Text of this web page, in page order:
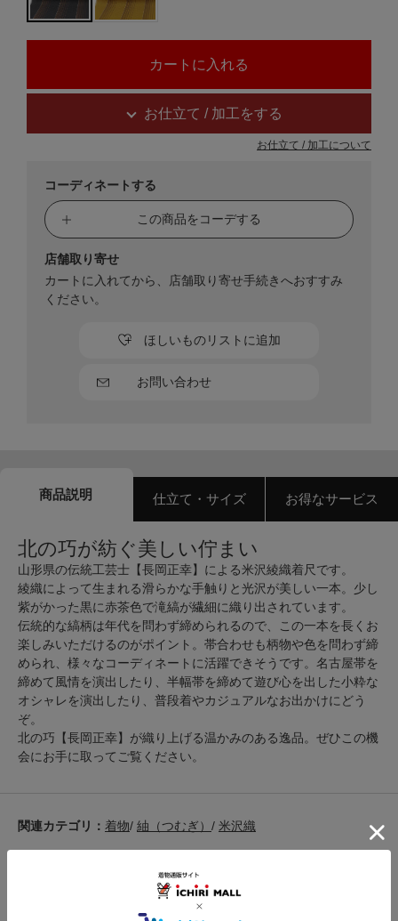
お仕立て / 加工をする
お仕立て / 加工について
コーディネートする
この商品をコーデする
お問い合わせ
ほしいものリストに追加
店舗取り寄せ
カートに入れてから、店舗取り寄せ手続きへおすすみ
ください。
商品説明 仕立て・サイズ お得なサービス
北の巧が紡ぐ美しい佇まい
山形県の伝統工芸士【長岡正幸】による米沢綾織着尺です。
綾織によって生まれる滑らかな手触りと光沢が美しい一本。少し
紫がかった黒に赤茶色で滝縞が繊細に織り出されています。
伝統的な縞柄は年代を問わず締められるので、この一本を長くお
楽しみいただけるのがポイント。帯合わせも柄物や色を問わず締
められ、様々なコーディネートに活躍できそうです。名古屋帯を
締めて風情を演出したり、半幅帯を締めて遊び心を出した小粋な
オシャレを演出したり、普段着やカジュアルなお出かけにどう
ぞ。
北の巧【長岡正幸】が織り上げる温かみのある逸品。ぜひこの機
会にお手に取ってご覧ください。
関連カテゴリ： 着物/ 紬（つむぎ） / 米沢織
この商品を見た人は
こちらの商品も見ています